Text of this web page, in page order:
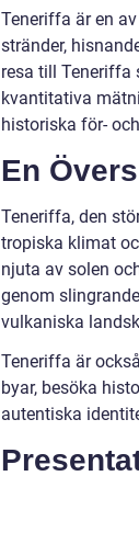
Teneriffa är en
stränder,
resa till Teneriffa
kvantitativa
historiska för-
En
Teneriffa, den
tropiska klimat
njuta av solen
genom
vulkaniska
Teneriffa är
byar, besöka
autentiska